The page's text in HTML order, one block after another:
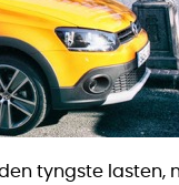
tyngste